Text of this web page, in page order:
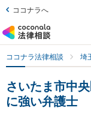
ココナラへ
ココナラ法律相談 埼
さいたま市中
に強い弁護士